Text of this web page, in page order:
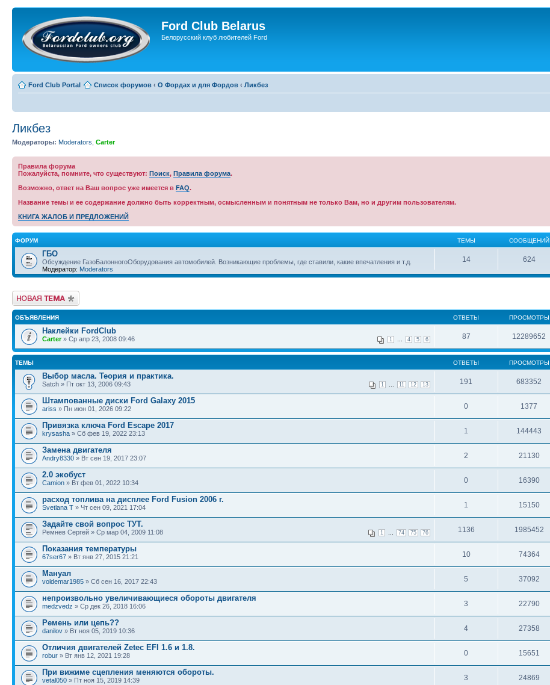
Ford Club Belarus
Белорусский клуб любителей Ford
Ford Club Portal Список форумов ‹ О Фордах и для Фордов ‹ Ликбез
Ликбез
Модераторы: Moderators Carter
Правила форума
Пожалуйста, помните, что существуют: Поиск, Правила форума.
Возможно, ответ на Ваш вопрос уже имеется в FAQ.
Название темы и ее содержание должно быть корректным, осмысленным и понятным не только Вам, но и другим пользователям.
КНИГА ЖАЛОБ И ПРЕДЛОЖЕНИЙ
ФОРУМ ТЕМЫ СООБЩЕНИЙ
ГБО
Обсуждение ГазоБалонногоОборудования автомобилей. Возникающие проблемы, где ставили, какие впечатления и т.д.
Модератор: Moderators
14 624
Новая тема
ОБЪЯВЛЕНИЯ ОТВЕТЫ ПРОСМОТРЫ
Наклейки FordClub
1 4 5 6
Carter» Ср апр 23, 2008 09:46 87 12289652
ТЕМЫ ОТВЕТЫ ПРОСМОТРЫ
Выбор масла. Теория и практика.
1 11 12 13
Satch » Пт окт 13, 2006 09:43 191 683352
Штампованные диски Ford Galaxy 2015
ariss » Пн июн 01, 2026 09:22 0 1377
Привязка ключа Ford Escape 2017
krysasha » Сб фев 19, 2022 23:13 1 144443
Замена двигателя
Andry8330 » Вт сен 19, 2017 23:07 2 21130
2.0 экобуст
Camion » Вт фев 01, 2022 10:34 0 16390
расход топлива на дисплее Ford Fusion 2006 г.
Svetlana T » Чт сен 09, 2021 17:04 1 15150
Задайте свой вопрос ТУТ.
1 74 75 76
Ремнев Сергей » Ср мар 04, 2009 11:08 1136 1985452
Показания температуры
67ser67 » Вт янв 27, 2015 21:21 10 74364
Мануал
voldemar1985 » Сб сен 16, 2017 22:43 5 37092
непроизвольно увеличивающиеся обороты двигателя
medzvedz » Ср дек 26, 2018 16:06 3 22790
Ремень или цепь??
danilov » Вт ноя 05, 2019 10:36 4 27358
Отличия двигателей Zetec EFI 1.6 и 1.8.
robur » Вт янв 12, 2021 19:28 0 15651
При вижиме сцепления меняются обороты.
vetal050 » Пт ноя 15, 2019 14:39 3 24869